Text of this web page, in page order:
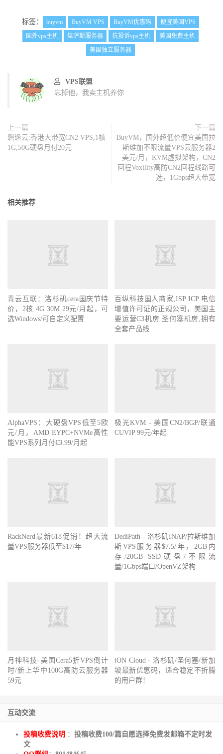
标签： buyvm BuyVM VPS BuyVM优惠码
便宜美国VPS
国外vps主机
堪萨斯服务器 抗投诉vps主机
美国免费主机
美国独立服务器
VPS联盟
忘掉他，我卖主机养你
上一篇
磐逸云:香港大带宽CN2 VPS,1核
1G,50G硬盘月付20元
下一篇
BuyVM，国外超低价便宜美国拉
斯维加不限流量VPS云服务器2
美元/月，KVM虚拟架构，CN2
回程Voxility高防CN2回程线路可
选，1Gbps超大带宽
相关推荐
青云互联：洛杉矶cera国庆节特
价，2核 4G 30M 29元/月起，可
选Windows/可自定义配置
百纵科技国人商家,ISP ICP 电信
增值许可证的正规公司，美国主
要运营C3机房 圣何塞机房,拥有
全套产品线
AlphaVPS：大硬盘VPS低至5欧
元/月，AMD EYPC+NVMe高性
能VPS系列月付€3.99/月起
极光KVM - 美国CN2/BGP/联通
CUVIP 99元/年起
RackNerd最新618促销！超大流
量VPS服务器低至$17/年
DediPath - 洛杉矶INAP/拉斯维加
斯VPS服务器$7.5/年，2GB内
存/20GB SSD硬盘/不限流
量/1Gbps端口/OpenVZ架构
月神科技-美国Cera5折VPS倒计
时/新上华中100G高防云服务器
59元
iON Cloud - 洛杉矶/圣何塞/新加
坡最新优惠码，适合稳定不折腾
的用户群！
互动交流
投稿收费说明 ： 投稿收费100/篇自愿选择免费发邮箱不定时发
文